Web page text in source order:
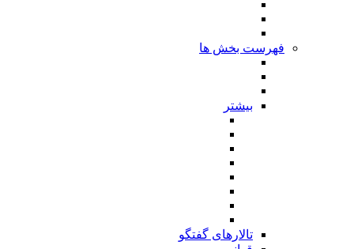
فهرست بخش ها
بیشتر
تالارهای گفتگو